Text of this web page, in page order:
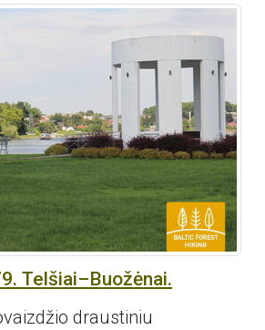
Telšiai–Buožėnai.
draustiniu